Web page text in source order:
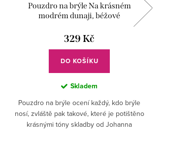
Pouzdro na brýle Na krásném
modrém dunaji, béžové
329 Kč
DO KOŠÍKU
Skladem
Pouzdro na brýle ocení každý, kdo brýle
nosí, zvláště pak takové, které je potištěno
krásnými tóny skladby od Johanna